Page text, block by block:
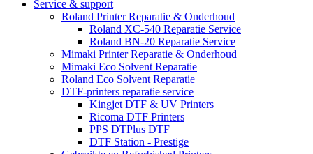
Service & support
Roland Printer Reparatie & Onderhoud
Roland XC-540 Reparatie Service
Roland BN-20 Reparatie Service
Mimaki Printer Reparatie & Onderhoud
Mimaki Eco Solvent Reparatie
Roland Eco Solvent Reparatie
DTF-printers reparatie service
Kingjet DTF & UV Printers
Ricoma DTF Printers
PPS DTPlus DTF
DTF Station - Prestige